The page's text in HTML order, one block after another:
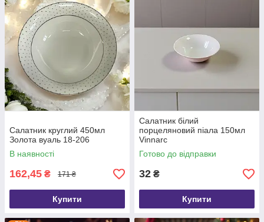
Салатник круглий 450мл
Золота вуаль 18-206
В наявності
162,45 ₴ 171 ₴
Купити
Салатник білий
порцеляновий піала 150мл
Vinnarc
Готово до відправки
32 ₴
Купити